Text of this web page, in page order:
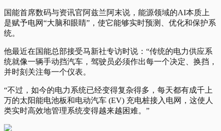
国能首席数码与资讯官阿兹兰阿末说，能源领域的AI本质上
是赋予电网“大脑和眼睛”，使它能够实时预测、优化和保护系
统。
他最近在国能总部接受马新社专访时说：“传统的电力供应系
统就像一辆手动挡汽车，驾驶员必须作出每一个决定、换挡，
并时刻关注每一个仪表。
“不过，如今的电力系统已经变得复杂得多，每天都有成千上
万的太阳能电池板和电动汽车 (EV) 充电桩接入电网，这使人
类实时高效地管理系统变得越来越困难。”